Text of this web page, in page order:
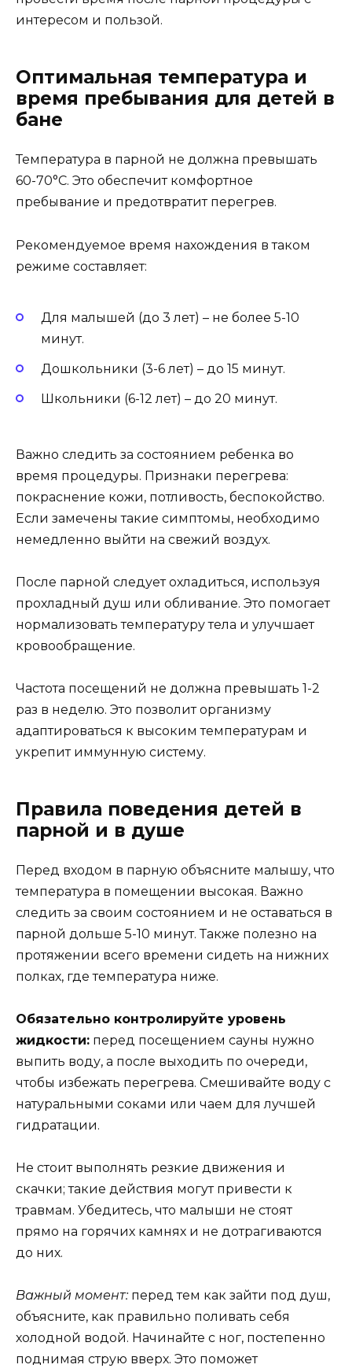
интересом и пользой.
Оптимальная температура и
время пребывания для детей в
бане
Температура в парной не должна превышать
60-70°C. Это обеспечит комфортное
пребывание и предотвратит перегрев.
Рекомендуемое время нахождения в таком
режиме составляет:
Для малышей (до 3 лет) – не более 5-10
минут.
Дошкольники (3-6 лет) – до 15 минут.
Школьники (6-12 лет) – до 20 минут.
Важно следить за состоянием ребенка во
время процедуры. Признаки перегрева:
покраснение кожи, потливость, беспокойство.
Если замечены такие симптомы, необходимо
немедленно выйти на свежий воздух.
После парной следует охладиться, используя
прохладный душ или обливание. Это помогает
нормализовать температуру тела и улучшает
кровообращение.
Частота посещений не должна превышать 1-2
раз в неделю. Это позволит организму
адаптироваться к высоким температурам и
укрепит иммунную систему.
Правила поведения детей в
парной и в душе
Перед входом в парную объясните малышу, что
температура в помещении высокая. Важно
следить за своим состоянием и не оставаться в
парной дольше 5-10 минут. Также полезно на
протяжении всего времени сидеть на нижних
полках, где температура ниже.
Обязательно контролируйте уровень
жидкости: перед посещением сауны нужно
выпить воду, а после выходить по очереди,
чтобы избежать перегрева. Смешивайте воду с
натуральными соками или чаем для лучшей
гидратации.
Не стоит выполнять резкие движения и
скачки; такие действия могут привести к
травмам. Убедитесь, что малыши не стоят
прямо на горячих камнях и не дотрагиваются
до них.
Важный момент:перед тем как зайти под душ,
объясните, как правильно поливать себя
холодной водой. Начинайте с ног, постепенно
поднимая струю вверх. Это поможет